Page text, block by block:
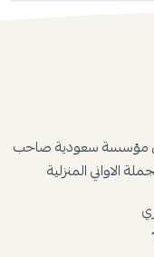
مؤسسة سعودية صاحب